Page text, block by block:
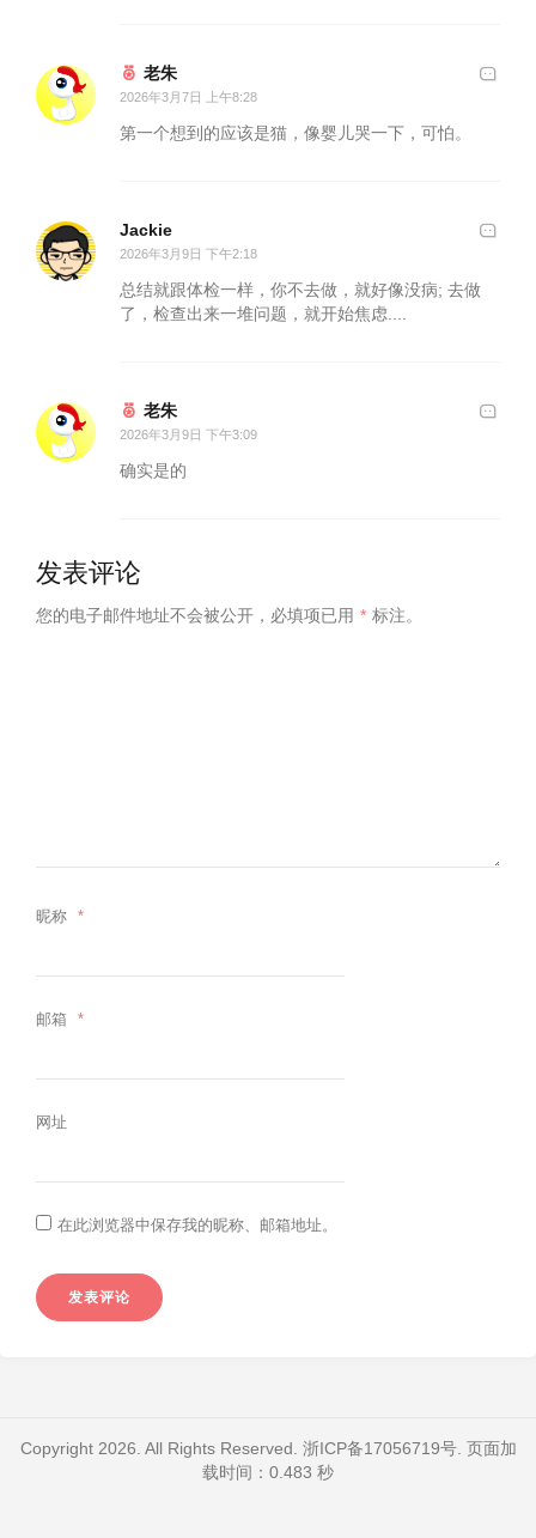
老朱
2026年3月7日 上午8:28
第一个想到的应该是猫，像婴儿哭一下，可怕。
Jackie
2026年3月9日 下午2:18
总结就跟体检一样，你不去做，就好像没病; 去做
了，检查出来一堆问题，就开始焦虑....
老朱
2026年3月9日 下午3:09
确实是的
发表评论
您的电子邮件地址不会被公开， 必填项已用 * 标注。
昵称 *
邮箱 *
网址
在此浏览器中保存我的昵称、邮箱地址。
Copyright 2026. All Rights Reserved. 浙ICP备17056719号. 页面加
载时间：0.483 秒